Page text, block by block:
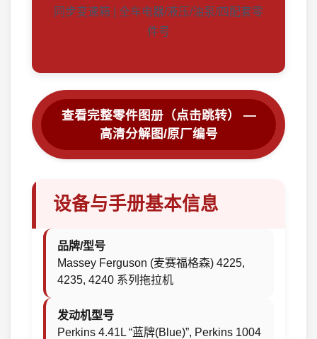
同步变速箱 | 全车电器/液压/油泵/四配套零
件号
查看完整零件图册（点击跳转） —
高清分解图/原厂编号
设备与手册基本信息
品牌/型号
Massey Ferguson (麦赛福格森) 4225,
4235, 4240 系列拖拉机
发动机型号
Perkins 4.41L “蓝牌(Blue)”, Perkins 1004